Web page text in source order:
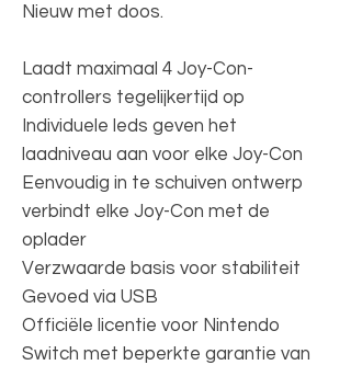
Nieuw met doos.
Laadt maximaal 4 Joy-Con-
controllers tegelijkertijd op
Individuele leds geven het
laadniveau aan voor elke Joy-Con
Eenvoudig in te schuiven ontwerp
verbindt elke Joy-Con met de
oplader
Verzwaarde basis voor stabiliteit
Gevoed via USB
Officiële licentie voor Nintendo
Switch met beperkte garantie van